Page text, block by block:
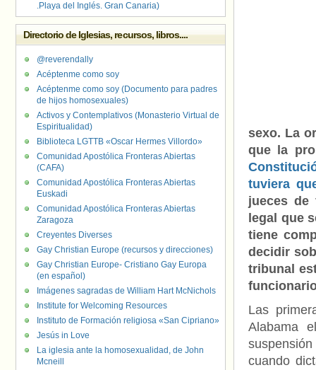
sexo. La
que la
tuviera
jueces de
legal que
tiene
decidir
tribunal
Las
Alabama
cuando
.Playa del Inglés. Gran Canaria)
Directorio de Iglesias, recursos, libros....
@reverendally
Acéptenme como soy
Acéptenme como soy (Documento para padres
de hijos homosexuales)
Activos y Contemplativos (Monasterio Virtual de
Espiritualidad)
Biblioteca LGTTB «Oscar Hermes Villordo»
Comunidad Apostólica Fronteras Abiertas
(CAFA)
Comunidad Apostólica Fronteras Abiertas
Euskadi
Comunidad Apostólica Fronteras Abiertas
Zaragoza
Creyentes Diverses
Gay Christian Europe (recursos y direcciones)
Gay Christian Europe- Cristiano Gay Europa
(en español)
Imágenes sagradas de William Hart McNichols
Institute for Welcoming Resources
Instituto de Formación religiosa «San Cipriano»
Jesús in Love
La iglesia ante la homosexualidad, de John
Mcneill